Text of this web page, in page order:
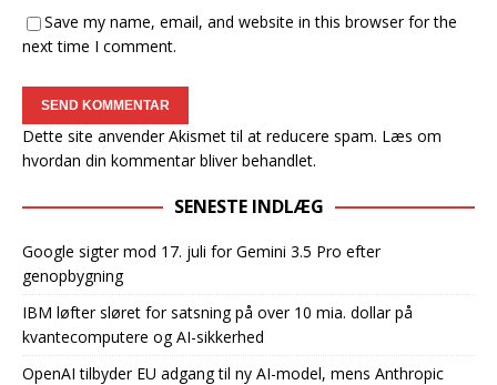
Save my name, email, and website in this browser for the
next time I comment.
Dette site anvender Akismet til at reducere spam. Læs om
hvordan din kommentar bliver behandlet.
SENESTE INDLÆG
Google sigter mod 17. juli for Gemini 3.5 Pro efter
genopbygning
IBM løfter sløret for satsning på over 10 mia. dollar på
kvantecomputere og AI-sikkerhed
OpenAI tilbyder EU adgang til ny AI-model, mens Anthropic